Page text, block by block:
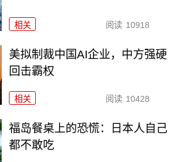
相关 阅读 10918
美拟制裁中国AI企业，中方强硬
回击霸权
相关 阅读 10428
福岛餐桌上的恐慌：日本人自己
都不敢吃